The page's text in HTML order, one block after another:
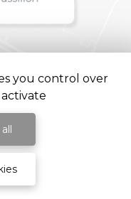
en-Roussillon
you control over